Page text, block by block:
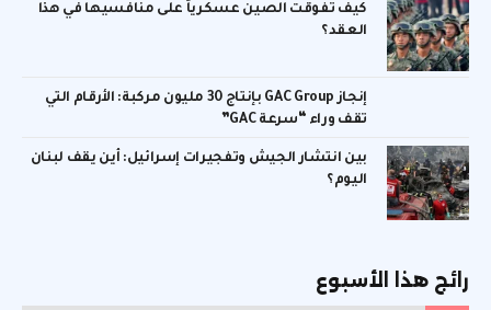
كيف تفوقت الصين عسكرياً على منافسيها في هذا
العقد؟
إنجاز GAC Group بإنتاج 30 مليون مركبة: الأرقام التي
تقف وراء “سرعة GAC”
بين انتشار الجيش وتفجيرات إسرائيل: أين يقف لبنان
اليوم؟
رائج هذا الأسبوع